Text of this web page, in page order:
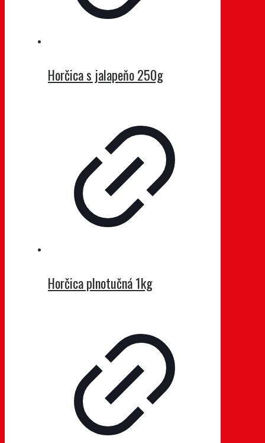
Horčica s jalapeňo 250g
Horčica plnotučná 1kg